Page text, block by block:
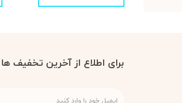
برای اطلاع از آخرین تخفیف